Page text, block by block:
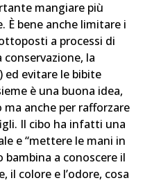
mangiare più
È bene anche limitare i
a processi di
la
evitare le bibite
è una buona idea,
ma anche per rafforzare
Il cibo ha infatti una
e “mettere le mani in
bambina a conoscere il
il colore e l’odore, cosa